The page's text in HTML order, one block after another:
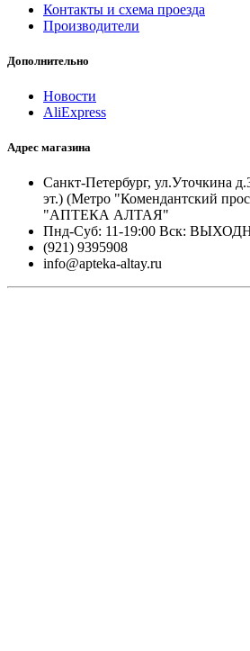
Контакты и схема проезда
Производители
Дополнительно
Новости
AliExpress
Адрес магазина
Санкт-Петербург, ул.Уточкина
эт.) (Метро "Комендантский
"АПТЕКА АЛТАЯ"
Пнд-Суб: 11-19:00 Вск:
(921) 9395908
info@apteka-altay.ru